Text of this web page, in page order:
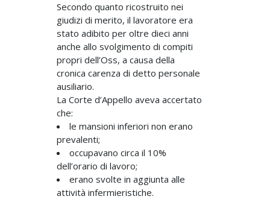
Secondo quanto ricostruito nei
giudizi di merito, il lavoratore era
stato adibito per oltre dieci anni
anche allo svolgimento di compiti
propri dell’Oss, a causa della
cronica carenza di detto personale
ausiliario.
La Corte d’Appello aveva accertato
che:
le mansioni inferiori non erano
prevalenti;
occupavano circa il 10%
dell’orario di lavoro;
erano svolte in aggiunta alle
attività infermieristiche.